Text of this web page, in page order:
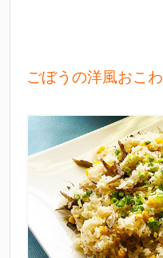
ごぼうの洋風おこわ